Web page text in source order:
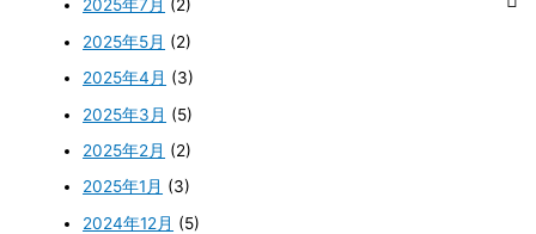
2025年7月 (2)
2025年5月 (2)
2025年4月 (3)
2025年3月 (5)
2025年2月 (2)
2025年1月 (3)
2024年12月 (5)